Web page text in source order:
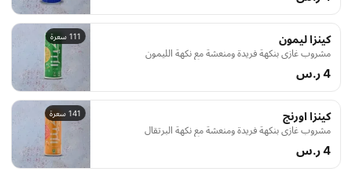
111 سعرة كينزا ليمون
مشروب غازي بنكهة فريدة ومنعشة مع نكهة الليمون
4 ر.س
141 سعرة كينزا اورنج
مشروب غازي بنكهة فريدة ومنعشة مع نكهة البرتقال
4 ر.س